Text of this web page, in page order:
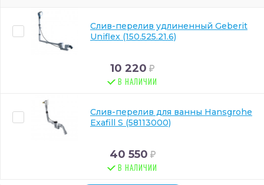
Слив-перелив удлиненный Geberit
Uniflex (150.525.21.6)
10 220
В НАЛИЧИИ
Слив-перелив для ванны Hansgrohe
Exafill S (58113000)
40 550
В НАЛИЧИИ